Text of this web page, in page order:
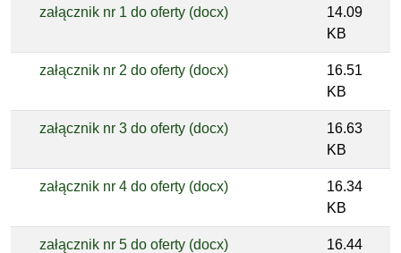
załącznik nr 1 do oferty (docx)
14.09
KB
załącznik nr 2 do oferty (docx)
16.51
KB
załącznik nr 3 do oferty (docx)
16.63
KB
załącznik nr 4 do oferty (docx)
16.34
KB
załącznik nr 5 do oferty (docx)
16.44